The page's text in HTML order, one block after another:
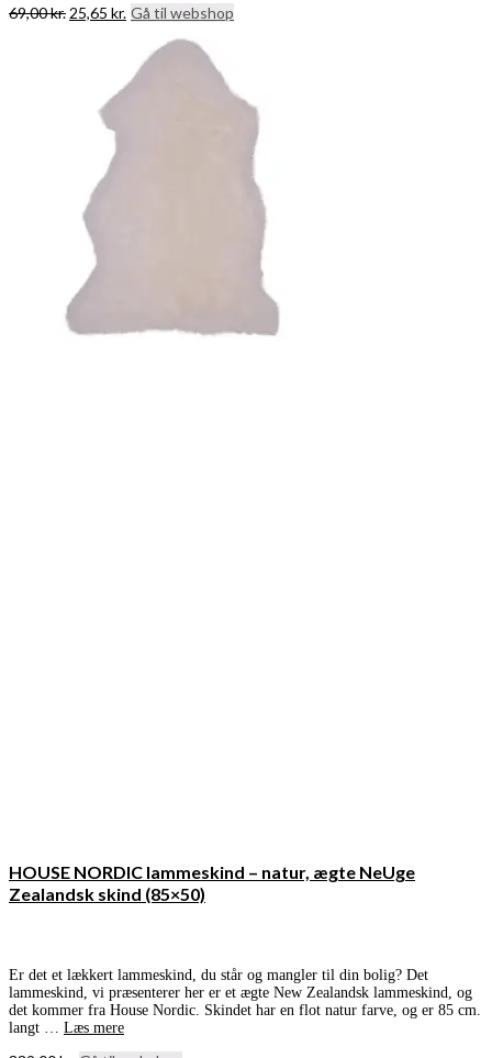
69,00kr. Den
69,00 kr..
25,65 kr. Den
er:
25,65 kr..
Gå til webshop
HOUSE NORDIC lammeskind – natur, ægte NeUge
Zealandsk skind (85×50)
Er det et lækkert lammeskind, du står og mangler til din bolig? Det
lammeskind, vi præsenterer her er et ægte New Zealandsk lammeskind, og
det kommer fra House Nordic. Skindet har en flot natur farve, og er 85 cm.
langt … Læs mere